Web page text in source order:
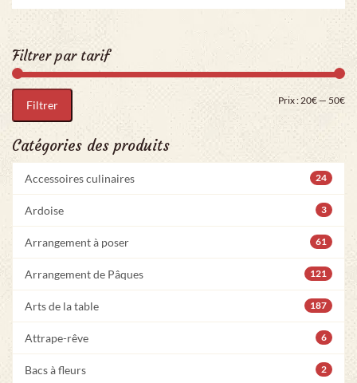
Filtrer par tarif
Filtrer Prix : 20€—50€
Catégories des produits
Accessoires culinaires 24
Ardoise 3
Arrangement à poser 61
Arrangement de Pâques 121
Arts de la table 187
Attrape-rêve 6
Bacs à fleurs 2